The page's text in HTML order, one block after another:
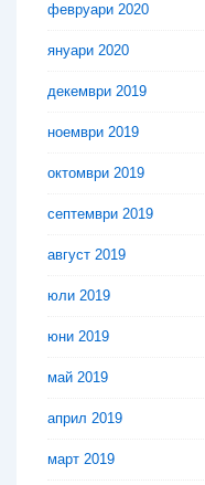
февруари 2020
януари 2020
декември 2019
ноември 2019
октомври 2019
септември 2019
август 2019
юли 2019
юни 2019
май 2019
април 2019
март 2019